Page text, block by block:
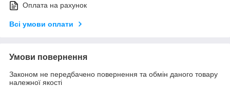
Оплата на рахунок
Всі умови оплати
Умови повернення
Законом не передбачено повернення та обмін даного товару
належної якості